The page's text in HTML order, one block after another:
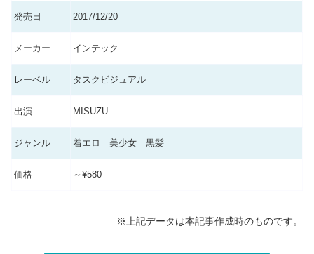
発売日 2017/12/20
メーカー インテック
レーベル タスクビジュアル
出演 MISUZU
ジャンル 着エロ 美少女 黒髪
価格 ～¥580
※上記データは本記事作成時のものです。